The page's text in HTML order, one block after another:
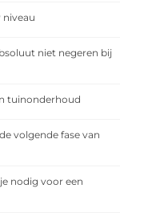
niet negeren bij
tuinonderhoud
volgende fase van
nodig voor een